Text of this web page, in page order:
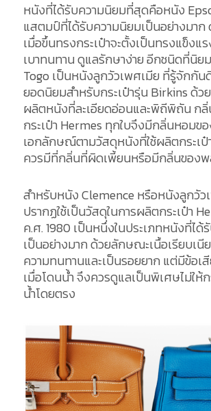
หนังที่ได้รับความนิยมที่สุดคือหนัง
แสตมป์ที่ได้รับความนิยมเป็นอย่างมา
เมื่อขึ้นทรงกระเป๋าจะตั้งเป็นทรงแข็ง
เบาทนทาน ดูแลรักษาง่าย อีกชนิดที่นิย
Togo เป็นหนังลูกวัวเพศเมีย ที่รู้จักกัน
ยอดนิยมสำหรับกระเป๋ารุ่น Birkins ด้ว
ผลิตหนังที่ละเอียดอ่อนและพิถีพิถัน ก
กระเป๋า Hermes ทุกใบจึงมีกลิ่นหอมข
เอกลักษณ์ตามวัสดุหนังที่ใช้ผลิตกระเ
ควรมีที่กลิ่นที่ผิดเพี้ยนหรือมีกลิ่นของ
สำหรับหนัง Clemence หรือหนังลูกวั
ปรากฏใช้เป็นวัสดุในการผลิตกระเป๋า
ค.ศ. 1980 เป็นหนึ่งในประเภทหนังที่ได้
เป็นอย่างมาก ด้วยลักษณะเนื้อเรียบเนี
ความทนทานและเป็นรอยยาก แต่มีข้อเ
เมื่อโดนน้ำ จึงควรดูแลเป็นพิเศษไม่ให้
น้ำโดยตรง